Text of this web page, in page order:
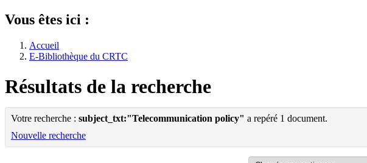
Vous êtes ici :
Accueil
E-Bibliothèque du CRTC
Résultats de la recherche
Votre recherche : subject_txt:"Telecommunication policy" a repéré 1 document.
Nouvelle recherche